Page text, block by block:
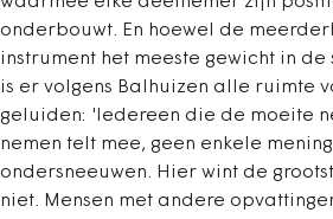
onderbouwt. En hoewel de
instrument het meeste gewicht in de
is er volgens Balhuizen alle ruimte
geluiden: 'Iedereen die de moeite
nemen telt mee, geen enkele
ondersneeuwen. Hier wint de
niet. Mensen met andere